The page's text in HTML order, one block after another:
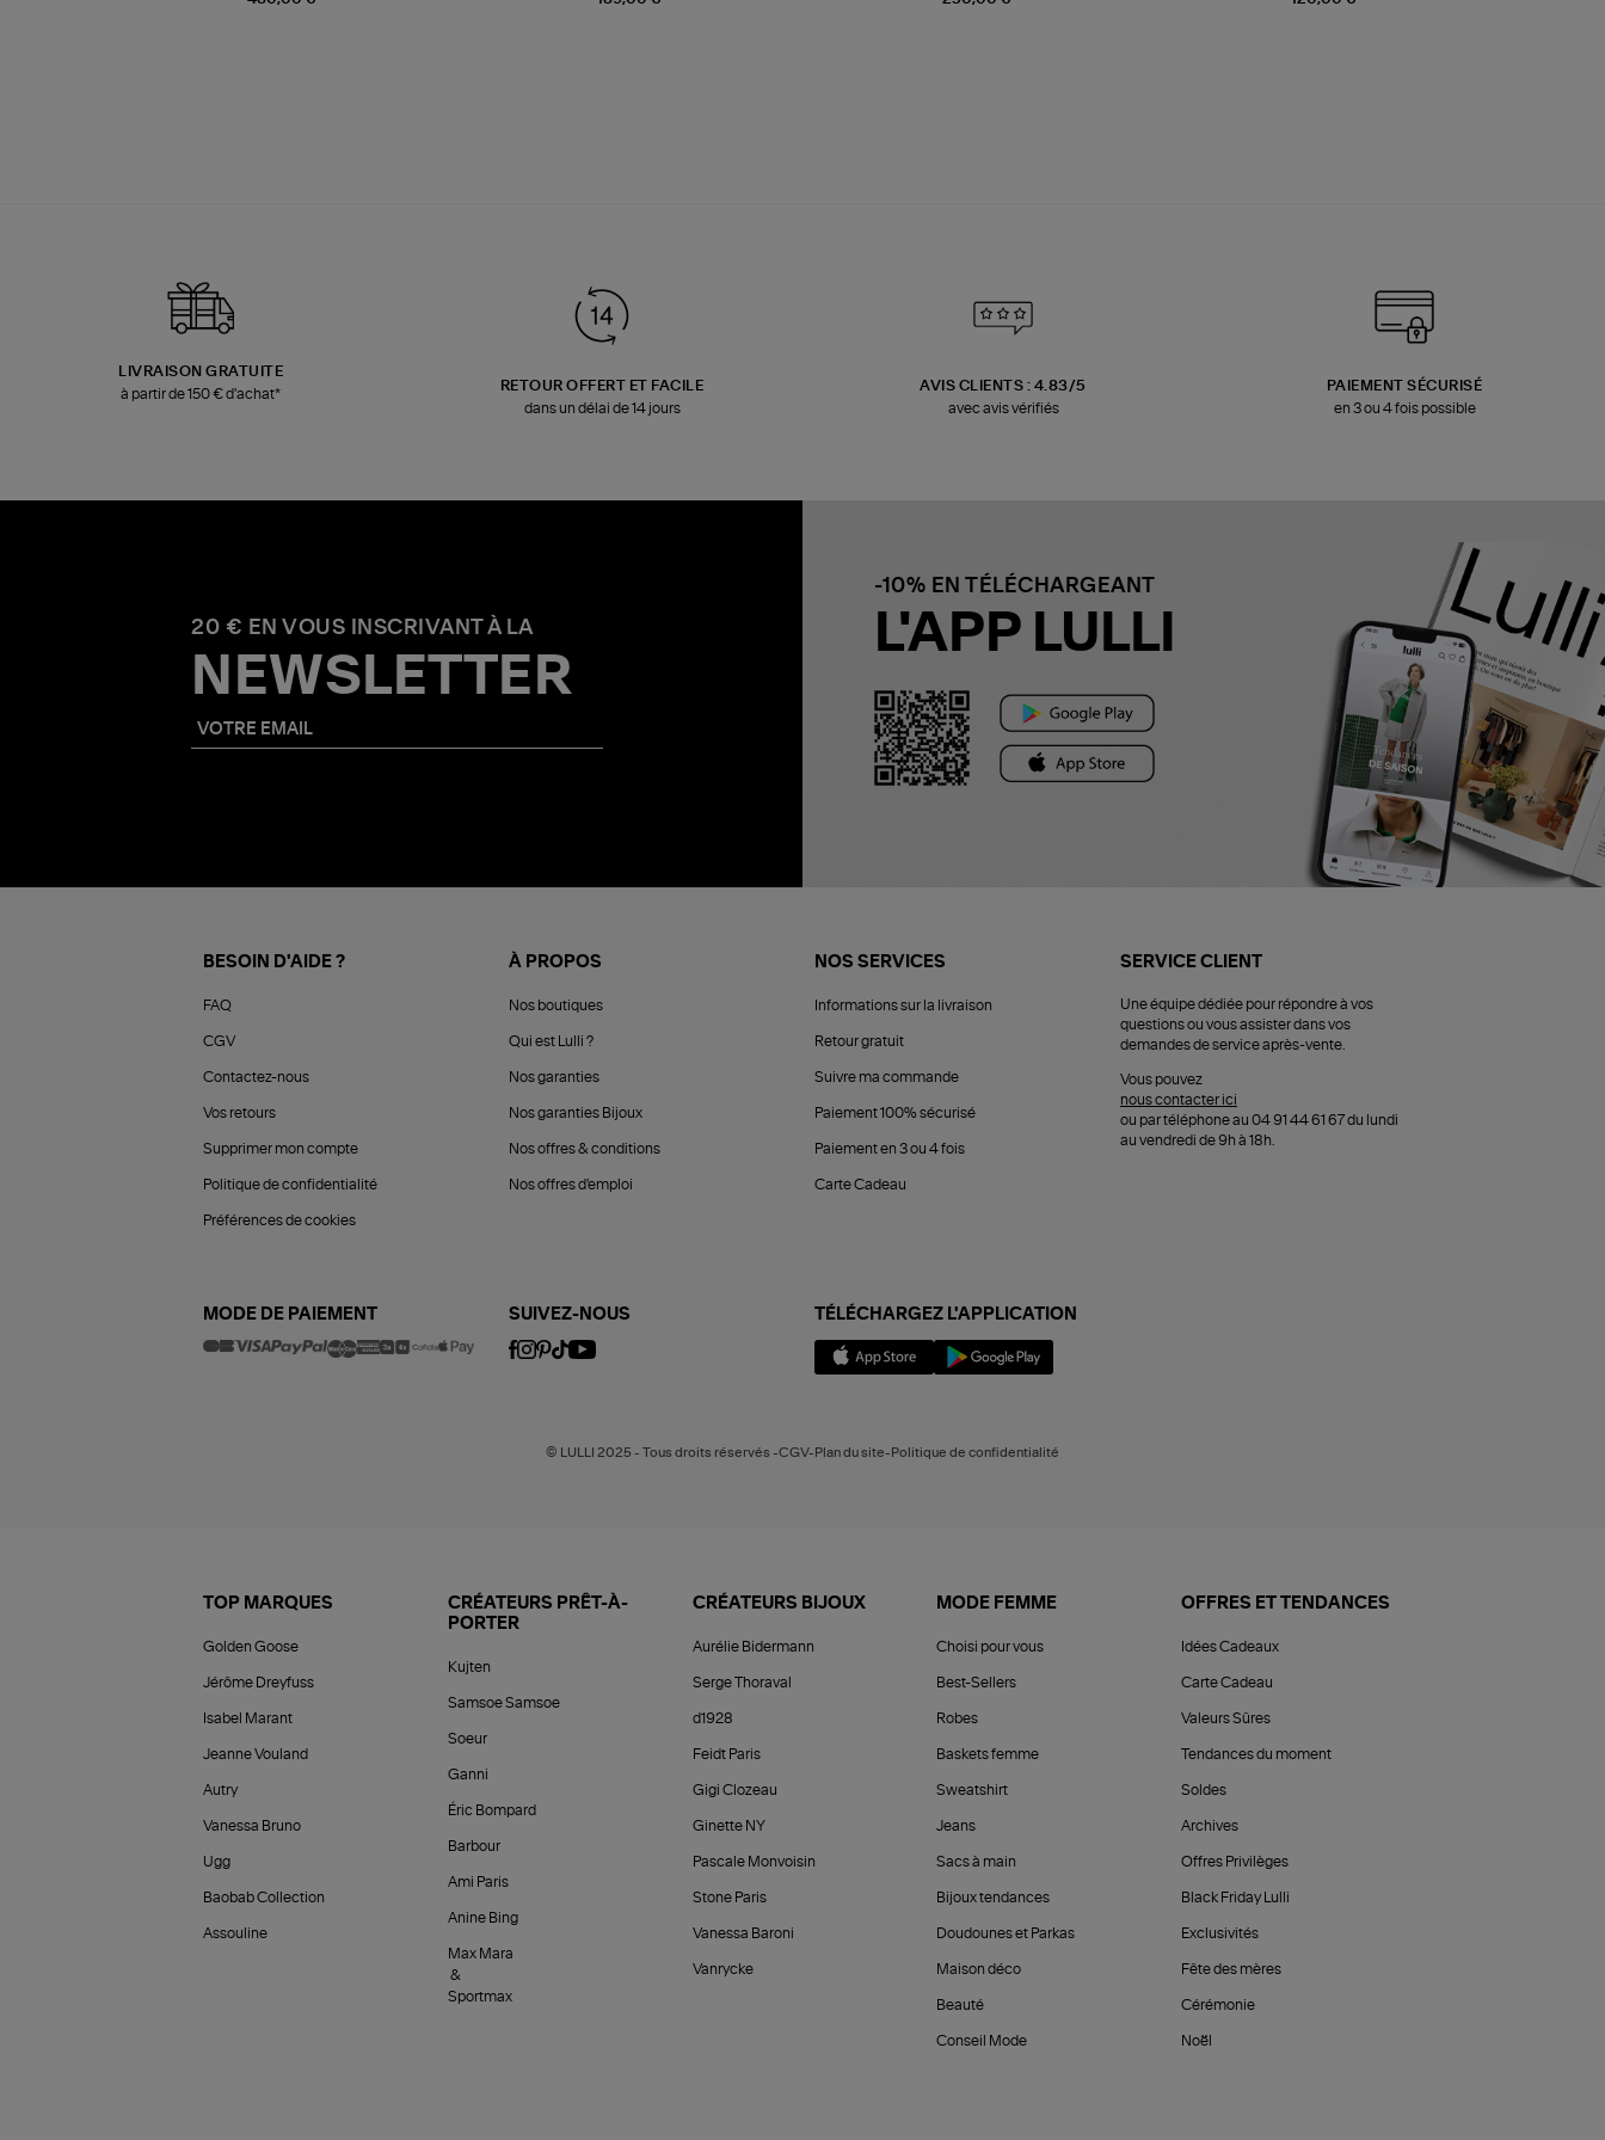
LIVRAISON GRATUITE
à partir de 150 € d'achat*
RETOUR OFFERT ET FACILE
dans un délai de 14 jours
AVIS CLIENTS : 4.83/5
avec avis vérifiés
PAIEMENT SÉCURISÉ
en 3 ou 4 fois possible
20 € EN VOUS INSCRIVANT À LA
NEWSLETTER
-10% EN TÉLÉCHARGEANT
L'APP LULLI
BESOIN D'AIDE ?
FAQ
CGV
Contactez-nous
Vos retours
Supprimer mon compte
Politique de confidentialité
Préférences de cookies
À PROPOS
Nos boutiques
Qui est Lulli ?
Nos garanties
Nos garanties Bijoux
Nos offres & conditions
Nos offres d'emploi
NOS SERVICES
Informations sur la livraison
Retour gratuit
Suivre ma commande
Paiement 100% sécurisé
Paiement en 3 ou 4 fois
Carte Cadeau
SERVICE CLIENT
Une équipe dédiée pour répondre à vos
questions ou vous assister dans vos
demandes de service après-vente.
Vous pouvez
nous contacter ici
ou par téléphone au 04 91 44 61 67 du lundi
au vendredi de 9h à 18h.
MODE DE PAIEMENT SUIVEZ-NOUS TÉLÉCHARGEZ L'APPLICATION
© LULLI 2025 - Tous droits réservés -CGV-Plan du site-Politique de confidentialité
TOP MARQUES
Golden Goose
Jérôme Dreyfuss
Isabel Marant
Jeanne Vouland
Autry
Vanessa Bruno
Ugg
Baobab Collection
Assouline
CRÉATEURS PRÊT-À-
PORTER
Kujten
Samsoe Samsoe
Soeur
Ganni
Éric Bompard
Barbour
Ami Paris
Anine Bing
Max Mara
&
Sportmax
CRÉATEURS BIJOUX
Aurélie Bidermann
Serge Thoraval
d1928
Feidt Paris
Gigi Clozeau
Ginette NY
Pascale Monvoisin
Stone Paris
Vanessa Baroni
Vanrycke
MODE FEMME
Choisi pour vous
Best-Sellers
Robes
Baskets femme
Sweatshirt
Jeans
Sacs à main
Bijoux tendances
Doudounes et Parkas
Maison déco
Beauté
Conseil Mode
OFFRES ET TENDANCES
Idées Cadeaux
Carte Cadeau
Valeurs Sûres
Tendances du moment
Soldes
Archives
Offres Privilèges
Black Friday Lulli
Exclusivités
Fête des mères
Cérémonie
Noël